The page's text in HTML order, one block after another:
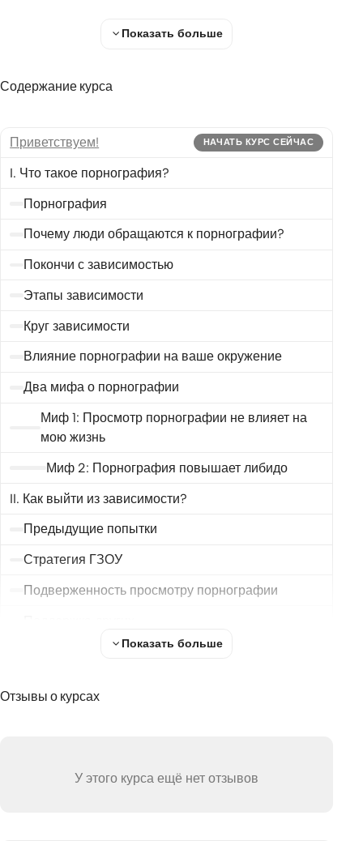
Показать больше
Содержание курса
Приветствуем! НАЧАТЬ КУРС СЕЙЧАС
I. Что такое порнография?
Порнография
Почему люди обращаются к порнографии?
Покончи с зависимостью
Этапы зависимости
Круг зависимости
Влияние порнографии на ваше окружение
Два мифа о порнографии
Миф 1: Просмотр порнографии не влияет на
мою жизнь
Миф 2: Порнография повышает либидо
II. Как выйти из зависимости?
Предыдущие попытки
Стратегия ГЗОУ
Подверженность просмотру порнографии
Начните с компьютера и мобильных устройств
Идите к свету
Показать больше
Отзывы о курсах
У этого курса ещё нет отзывов